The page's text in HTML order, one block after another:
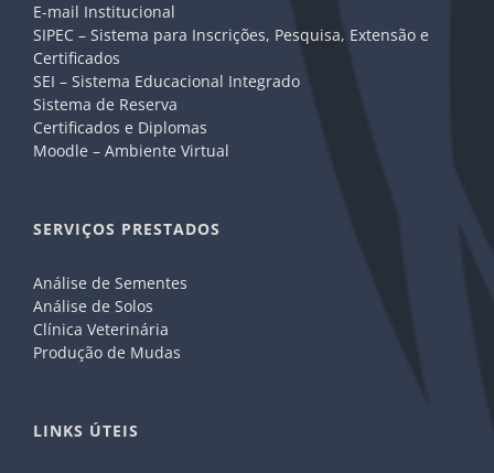
E-mail Institucional
SIPEC – Sistema para Inscrições, Pesquisa, Extensão e
Certificados
SEI – Sistema Educacional Integrado
Sistema de Reserva
Certificados e Diplomas
Moodle – Ambiente Virtual
SERVIÇOS PRESTADOS
Análise de Sementes
Análise de Solos
Clínica Veterinária
Produção de Mudas
LINKS ÚTEIS